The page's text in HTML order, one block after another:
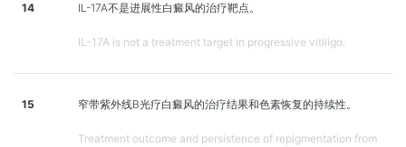
14 IL-17A不是进展性白癜风的治疗靶点。
IL-17A is not a treatment target in progressive vitiligo.
15 窄带紫外线B光疗白癜风的治疗结果和色素恢复的持续性。
Treatment outcome and persistence of repigmentation from